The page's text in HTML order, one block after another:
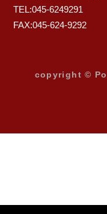
TEL:045-6249291
FAX:045-624-9292
copyright ©